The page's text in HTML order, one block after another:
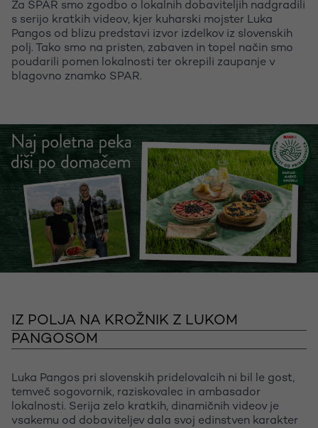
Za SPAR smo zgodbo o lokalnih dobaviteljih nadgradili
s serijo kratkih videov, kjer kuharski mojster Luka
Pangos od blizu predstavi izvor izdelkov iz slovenskih
polj. Tako smo na pristen, zabaven in topel način smo
poudarili pomen lokalnosti ter okrepili zaupanje v
blagovno znamko SPAR.
IZ POLJA NA KROŽNIK Z LUKOM
PANGOSOM
Luka Pangos pri slovenskih pridelovalcih ni bil le gost,
temveč sogovornik, raziskovalec in ambasador
lokalnosti. Serija zelo kratkih, dinamičnih videov je
vsakemu od dobaviteljev dala svoj edinstven karakter